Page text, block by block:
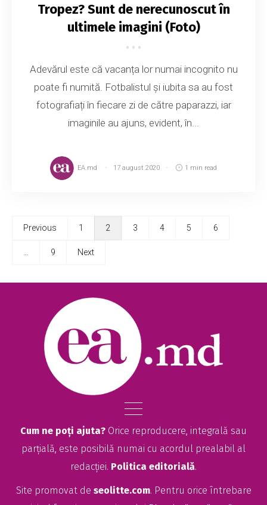
Tropez? Sunt de nerecunoscut în
ultimele imagini (Foto)
Adevărul este că vacanța lor numai incognito nu
poate fi numită. Fotbalistul și iubita sa au fost
fotografiați în fiecare zi de către paparazzi, iar
imaginile au ajuns, evident, în...
EA.md 17 august 2020 1 min read
Previous 1 2 3 4 5 6
9 Next
Cum ne poți ajuta? Orice reproducere, integrală sau
parțială, este posibilă numai cu acordul prealabil al
redacției. Politica editorială.
Site promovat de seolitte.com. Pentru orice întrebare